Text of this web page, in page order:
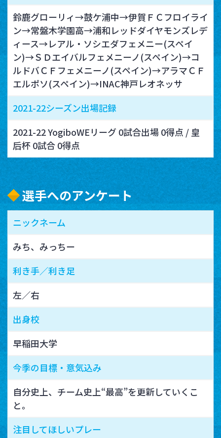
鈴鹿グローリィ→鼓ケ浦中→伊賀ＦＣフロイライ
ン→常盤木学園高→浦和レッドダイヤモンズレデ
ィース→レアル・ソシエダフェメニー(スペイ
ン)→ＳＤエイバルフェメニーノ(スペイン)→コ
ルドバＣＦフェメニーノ(スペイン)→アラマＣＦ
エルポソ(スペイン)→INAC神戸レオネッサ
2021-22シーズン出場記録
2021-22 YogiboWEリーグ 0試合出場 0得点 / 皇
后杯 0試合 0得点
選手へのアンケート
ニックネーム
みち、みっちー
利き手／利き足
左／右
出身校
早稲田大学
今季の目標・意気込み
自分史上、チーム史上“最高”を更新していくこ
と。
注目してほしいプレー